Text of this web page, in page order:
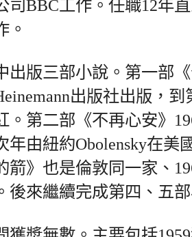
司BBC工作。任職12年
。
出版三部小說。第一部
出版社出版，
。第二部《不再心安》
年由紐約Obolensky在美
箭》也是倫敦同一家、
後來繼續完成第四、五